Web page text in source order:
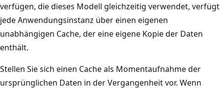
verfügen, die dieses Modell gleichzeitig verwendet, verfügt
jede Anwendungsinstanz über einen eigenen
unabhängigen Cache, der eine eigene Kopie der Daten
enthält.
Stellen Sie sich einen Cache als Momentaufnahme der
ursprünglichen Daten in der Vergangenheit vor. Wenn